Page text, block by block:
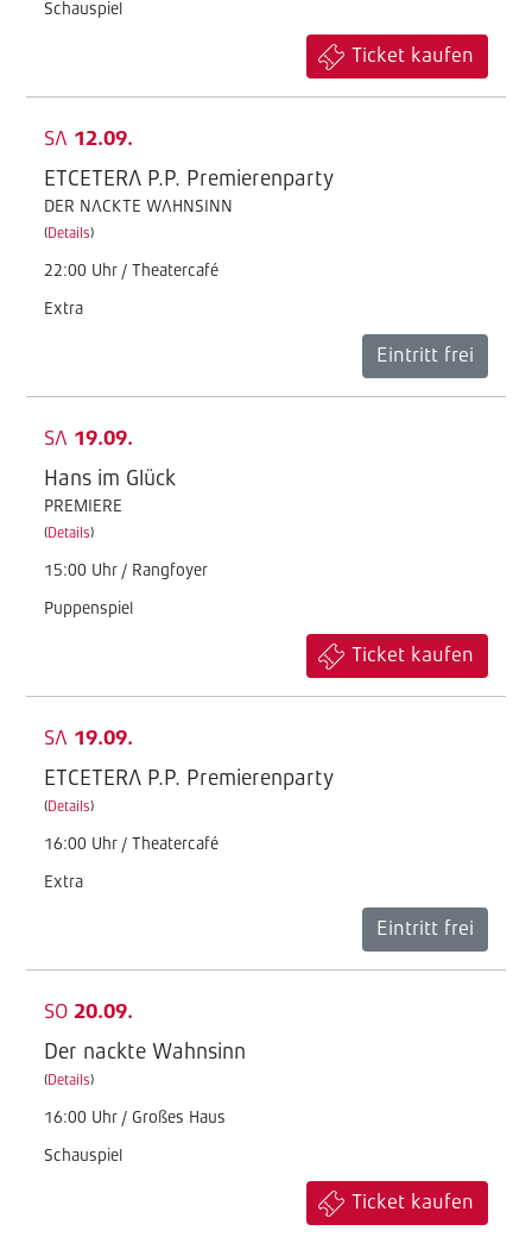
Schauspiel
Ticket kaufen
SA 12.09.
ETCETERA P.P. Premierenparty
DER NACKTE WAHNSINN
(Details)
22:00 Uhr / Theatercafé
Extra
Eintritt frei
SA 19.09.
Hans im Glück
PREMIERE
(Details)
15:00 Uhr / Rangfoyer
Puppenspiel
Ticket kaufen
SA 19.09.
ETCETERA P.P. Premierenparty
(Details)
16:00 Uhr / Theatercafé
Extra
Eintritt frei
SO 20.09.
Der nackte Wahnsinn
(Details)
16:00 Uhr / Großes Haus
Schauspiel
Ticket kaufen